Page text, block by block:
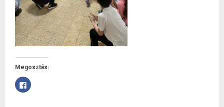
Megosztás:
Facebookon
való